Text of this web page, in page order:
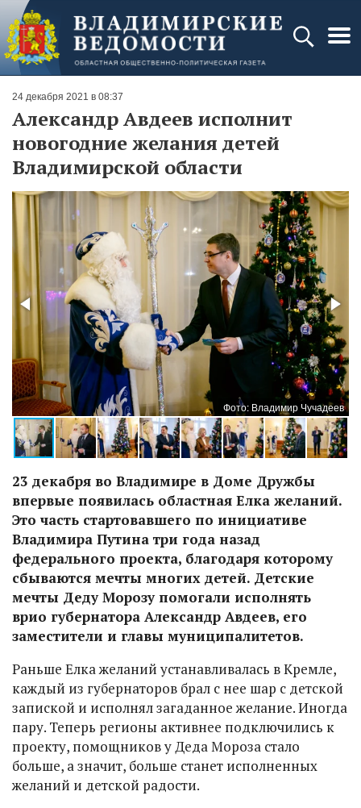
24 декабря 2021 в 08:37
Александр Авдеев исполнит
новогодние желания детей
Владимирской области
Фото: Владимир Чучадеев
23 декабря во Владимире в Доме Дружбы
впервые появилась областная Елка желаний.
Это часть стартовавшего по инициативе
Владимира Путина три года назад
федерального проекта, благодаря которому
сбываются мечты многих детей. Детские
мечты Деду Морозу помогали исполнять
врио губернатора Александр Авдеев, его
заместители и главы муниципалитетов.
Раньше Елка желаний устанавливалась в Кремле,
каждый из губернаторов брал с нее шар с детской
запиской и исполнял загаданное желание. Иногда
пару. Теперь регионы активнее подключились к
проекту, помощников у Деда Мороза стало
больше, а значит, больше станет исполненных
желаний и детской радости.